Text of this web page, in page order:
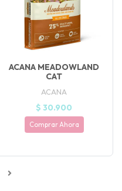
ACANA MEADOWLAND
CAT
ACANA
$ 30.900
Comprar Ahora